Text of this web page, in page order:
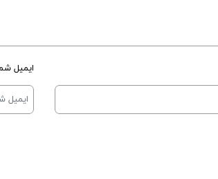
ایمیل